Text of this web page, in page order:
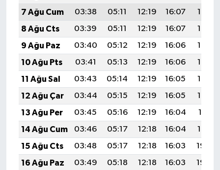
7 Ağu Cum
03:38 05:11 12:19 16:07
19:18
8 Ağu Cts
03:39 05:11 12:19 16:07
19:17
9 Ağu Paz
03:40 05:12 12:19 16:06
19:16
10 Ağu Pts
03:41 05:13 12:19 16:06
19:15
11 Ağu Sal
03:43 05:14 12:19 16:05
19:14
12 Ağu Çar
03:44 05:15 12:19 16:05
19:13
13 Ağu Per
03:45 05:16 12:19 16:04
19:11
14 Ağu Cum
03:46 05:17 12:18 16:04
19:10
15 Ağu Cts
03:48 05:17 12:18 16:03
19:09
16 Ağu Paz
03:49 05:18 12:18 16:03
19:08